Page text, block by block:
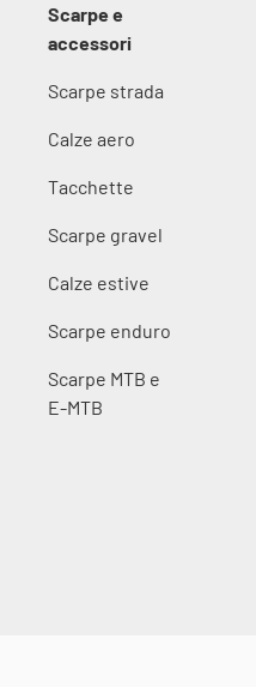
Scarpe e
accessori
Scarpe strada
Calze aero
Tacchette
Scarpe gravel
Calze estive
Scarpe enduro
Scarpe MTB e
E-MTB